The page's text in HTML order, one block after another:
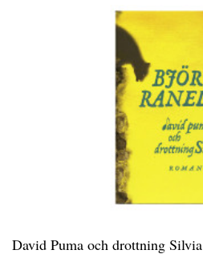
David Puma och drottning Silvia